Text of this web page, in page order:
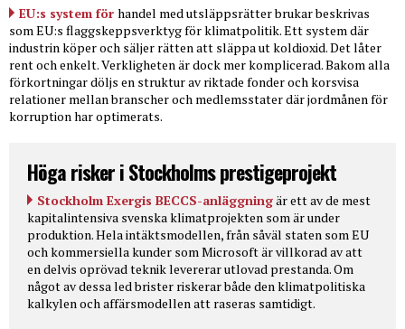
EU:s system för handel med utsläppsrätter brukar beskrivas
som EU:s flaggskeppsverktyg för klimatpolitik. Ett system där
industrin köper och säljer rätten att släppa ut koldioxid. Det låter
rent och enkelt. Verkligheten är dock mer komplicerad. Bakom alla
förkortningar döljs en struktur av riktade fonder och korsvisa
relationer mellan branscher och medlemsstater där jordmånen för
korruption har optimerats.
Höga risker i Stockholms prestigeprojekt
Stockholm Exergis BECCS-anläggningär ett av de mest
kapitalintensiva svenska klimatprojekten som är under
produktion. Hela intäktsmodellen, från såväl staten som EU
och kommersiella kunder som Microsoft är villkorad av att
en delvis oprövad teknik levererar utlovad prestanda. Om
något av dessa led brister riskerar både den klimatpolitiska
kalkylen och affärsmodellen att raseras samtidigt.